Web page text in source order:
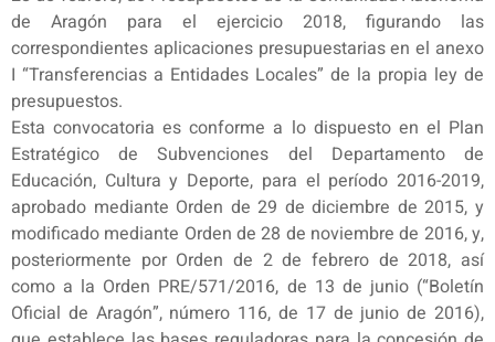
de Aragón para el ejercicio 2018, figurando las
correspondientes aplicaciones presupuestarias en el anexo
I “Transferencias a Entidades Locales” de la propia ley de
presupuestos.
Esta convocatoria es conforme a lo dispuesto en el Plan
Estratégico de Subvenciones del Departamento de
Educación, Cultura y Deporte, para el período 2016-2019,
aprobado mediante Orden de 29 de diciembre de 2015, y
modificado mediante Orden de 28 de noviembre de 2016, y,
posteriormente por Orden de 2 de febrero de 2018, así
como a la Orden PRE/571/2016, de 13 de junio (“Boletín
Oficial de Aragón”, número 116, de 17 de junio de 2016),